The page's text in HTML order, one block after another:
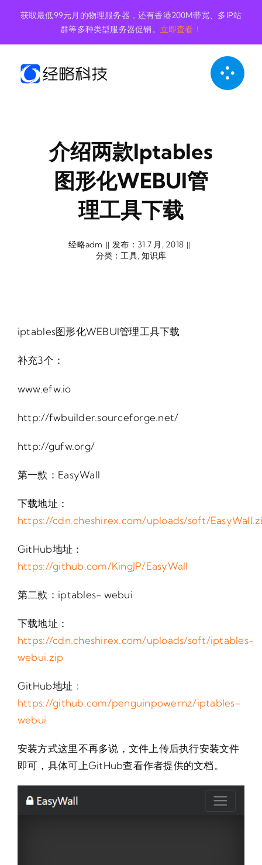
内
获取最低99元月的物理服务器，还有香港200M带宽、多IP站
群等多种类型服务器促销。 立即查看！
介绍两款iptables
图形化WEBUI管
理工具下载
经略adm || 发布：31 7 月, 2018 ||
分类：工具, 知识库
iptables图形化WEBUI管理工具下载
补充3个：
www.efw.io
http://fwbuilder.sourceforge.net/
http://gufw.org/
第一款：EasyWall
下载地址：
https://cdn.cheshirex.com/uploads/soft/
GitHub地址：
https://github.com/KingJP/EasyWall
第二款：iptables- webui
下载地址：
https://cdn.cheshirex.com/uploads/soft/iptables-
webui.zip
GitHub地址 ：
https://github.com/penguinpowernz/iptables-
webui
安装方式这里不再多说，文件上传后执行安装文件
即可，具体可上GitHub查看作者提供的文档。